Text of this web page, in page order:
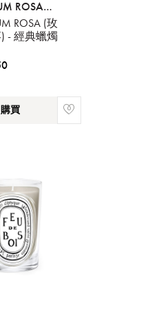
ROSA
ROSA (玫
- 經典蠟燭
買